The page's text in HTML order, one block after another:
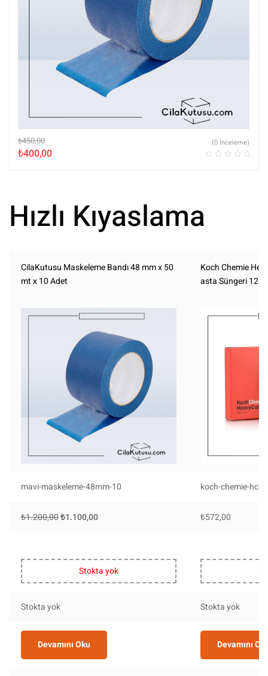
₺450,00
₺400,00
(0 İnceleme)
Hızlı Kıyaslama
CilaKutusu Maskeleme Bandı 48 mm x 50
mt x 10 Adet
Koch Chemie
asta Süngeri 126
mavi-maskeleme-48mm-10 koch-chemie-
₺1.200,00₺1.100,00 ₺572,00
Stokta yok
Stokta yok Stokta yok
Devamını Oku Devamını